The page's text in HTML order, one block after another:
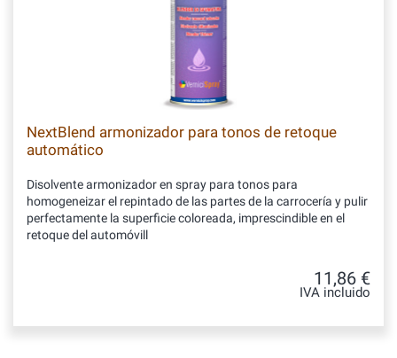
NextBlend armonizador para tonos de retoque
automático
Disolvente armonizador en spray para tonos para
homogeneizar el repintado de las partes de la carrocería y pulir
perfectamente la superficie coloreada, imprescindible en el
retoque del automóvill
11,86 €
IVA incluido